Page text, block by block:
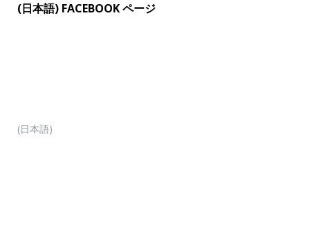
(日本語) FACEBOOK ページ
(日本語)